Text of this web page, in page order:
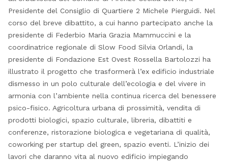
Presidente del Consiglio di Quartiere 2 Michele Pierguidi. Nel
corso del breve dibattito, a cui hanno partecipato anche la
presidente di Federbio Maria Grazia Mammuccini e la
coordinatrice regionale di Slow Food Silvia Orlandi, la
presidente di Fondazione Est Ovest Rossella Bartolozzi ha
illustrato il progetto che trasformerà l’ex edificio industriale
dismesso in un polo culturale dell’ecologia e del vivere in
armonia con l’ambiente nella continua ricerca del benessere
psico-fisico. Agricoltura urbana di prossimità, vendita di
prodotti biologici, spazio culturale, libreria, dibattiti e
conferenze, ristorazione biologica e vegetariana di qualità,
coworking per startup del green, spazio eventi. L’inizio dei
lavori che daranno vita al nuovo edificio impiegando